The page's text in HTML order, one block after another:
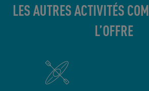
LES AUTRES ACTIVITÉS
L’OFFRE